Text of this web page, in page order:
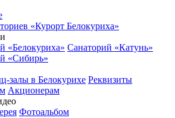
«Курорт Белокуриха»
«Белокуриха» Санаторий «Катунь»
«Сибирь»
залы в Белокурихе Реквизиты
Акционерам
Фотоальбом